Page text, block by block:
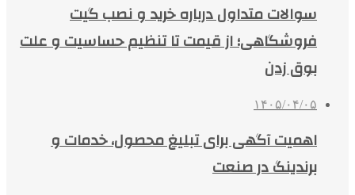
سوالات متداول درباره خرید و نصب گیت
فروشگاهی؛ از قیمت تا تنظیم حساسیت و علت
بوق زدن
۱۴۰۵/۰۴/۰۵
اهمیت آگهی برای تبلیغ محصول، خدمات و
برندینگ در صنعت